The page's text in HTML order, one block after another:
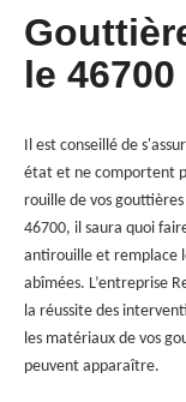
le 46700
Il est conseillé de
état et ne comportent
rouille de vos
46700, il saura quoi
antirouille et remplace
abîmées. L’entreprise
la réussite des
les matériaux de vos
peuvent apparaître.